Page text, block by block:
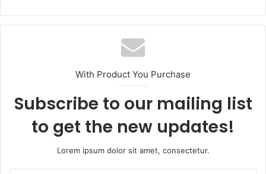
With Product You Purchase
Subscribe to our mailing list
to get the new updates!
Lorem ipsum dolor sit amet, consectetur.